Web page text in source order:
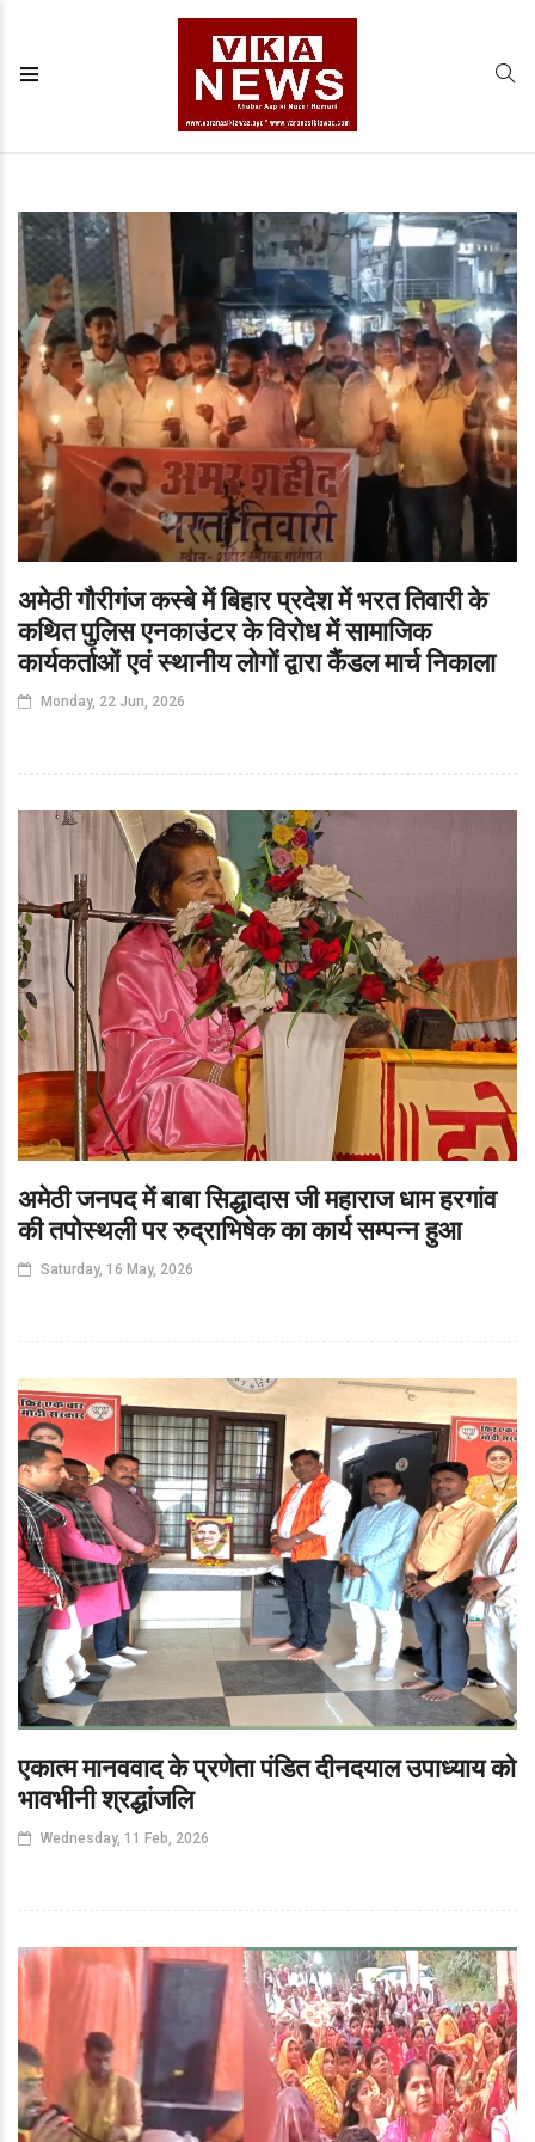
अमेठी गौरीगंज कस्बे में बिहार प्रदेश में भरत तिवारी के
कथित पुलिस एनकाउंटर के विरोध में सामाजिक
कार्यकर्ताओं एवं स्थानीय लोगों द्वारा कैंडल मार्च निकाला
Monday, 22 Jun, 2026
अमेठी जनपद में बाबा सिद्धादास जी महाराज धाम हरगांव
की तपोस्थली पर रुद्राभिषेक का कार्य सम्पन्न हुआ
Saturday, 16 May, 2026
एकात्म मानववाद के प्रणेता पंडित दीनदयाल उपाध्याय को
भावभीनी श्रद्धांजलि
Wednesday, 11 Feb, 2026